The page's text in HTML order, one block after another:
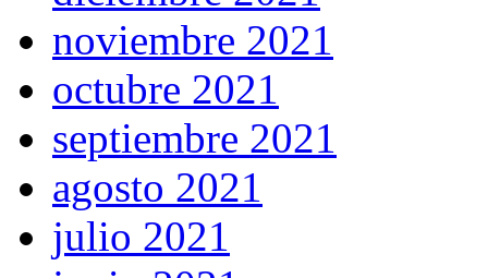
noviembre 2021
octubre 2021
septiembre 2021
agosto 2021
julio 2021